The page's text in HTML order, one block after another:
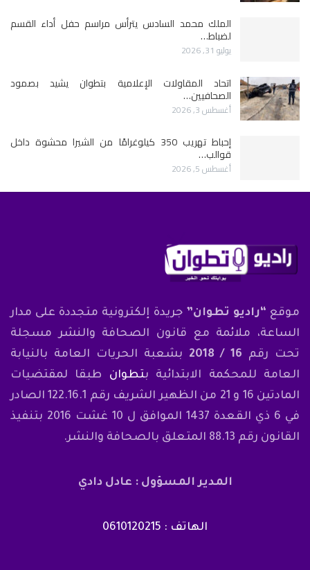
الملك محمد السادس يترأس مراسم حفل أداء القسم
لضباط…
يوليو 31, 2026
اتحاد المقاولات الإعلامية بتطوان يشيد بصمود
الصحافيين…
أغسطس 3, 2026
إحباط تهريب 350 كيلوغرامًا من الشيرا محشوة داخل
قوالب…
أغسطس 5, 2026
موقع “راديو تطوان” جريدة إلكترونية متجددة على مدار
الساعة، ملائمة مع قانون الصحافة والنشر مسجلة
تحت رقم 16 / 2018
بشعبة الحريات العامة بالنيابة
العامة للمحكمة الابتدائية بتطوان طبقا لمقتضيات
المادتين 16 و 21 من الظهير الشريف رقم 122.16.1 الصادر
في 6 ذي القعدة 1437 الموافق ل 10 غشت 2016 بتنفيذ
القانون رقم 88.13 المتعلق بالصحافة والنشر.
المدير المسؤول : عادل دادي
الهاتف : 0610120215